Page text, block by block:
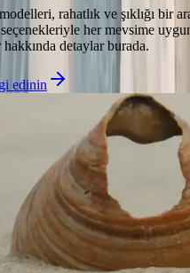
rahatlık ve şıklığı bir
her mevsime
detaylar burada.
edinin